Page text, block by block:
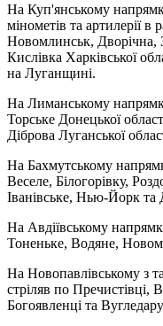
На Куп'янському
мінометів та артилерії
Новомлинськ, Дворічна,
Кислівка Харківської
на Луганщині.
На Лиманському
Торське Донецької
Діброва Луганської
На Бахмутському
Веселе, Білогорівку,
Іванівське, Нью-Йорк та
На Авдіївському
Тоненьке, Водяне,
На Новопавлівському з
стріляв по Пречистівці,
Богоявленці та